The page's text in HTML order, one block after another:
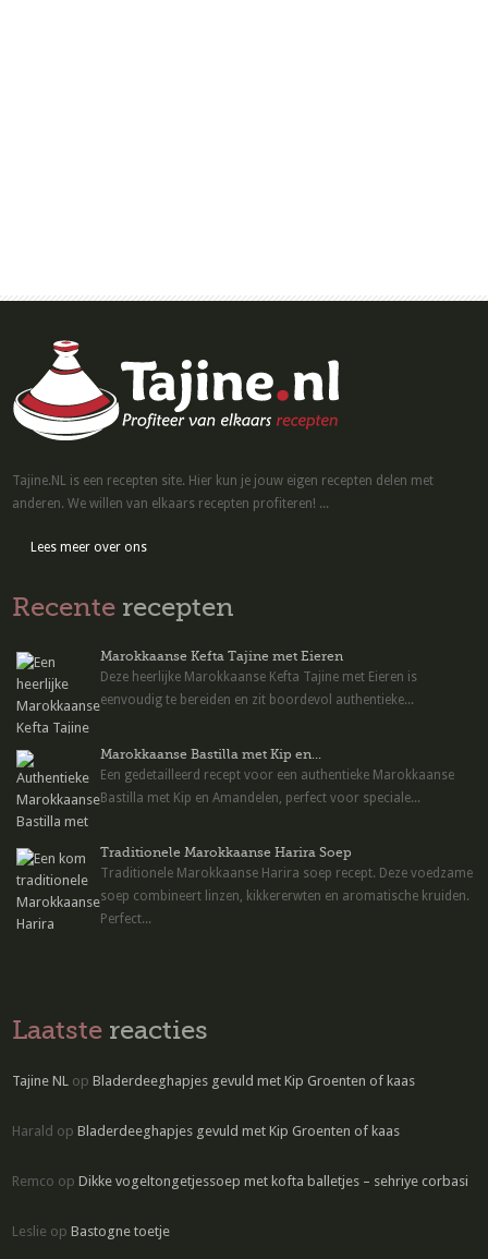
Tajine.NL is een recepten site. Hier kun je jouw eigen recepten delen met
anderen. We willen van elkaars recepten profiteren! ...
Lees meer over ons
Recente recepten
Marokkaanse Kefta Tajine met Eieren
Deze heerlijke Marokkaanse Kefta Tajine met Eieren is
eenvoudig te bereiden en zit boordevol authentieke...
Marokkaanse Bastilla met Kip en...
Een gedetailleerd recept voor een authentieke Marokkaanse
Bastilla met Kip en Amandelen, perfect voor speciale...
Traditionele Marokkaanse Harira Soep
Traditionele Marokkaanse Harira soep recept. Deze voedzame
soep combineert linzen, kikkererwten en aromatische kruiden.
Perfect...
Laatste reacties
Tajine NL opBladerdeeghapjes gevuld met Kip Groenten of kaas
Harald opBladerdeeghapjes gevuld met Kip Groenten of kaas
Remco opDikke vogeltongetjessoep met kofta balletjes – sehriye corbasi
Leslie opBastogne toetje